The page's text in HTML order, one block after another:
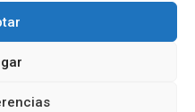
de la Región de